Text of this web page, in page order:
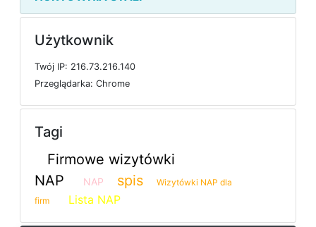
Użytkownik
Twój IP: 216.73.216.140
Przeglądarka: Chrome
Tagi
Firmowe wizytówki
NAP
NAP spis
Wizytówki NAP dla
firm
Lista NAP